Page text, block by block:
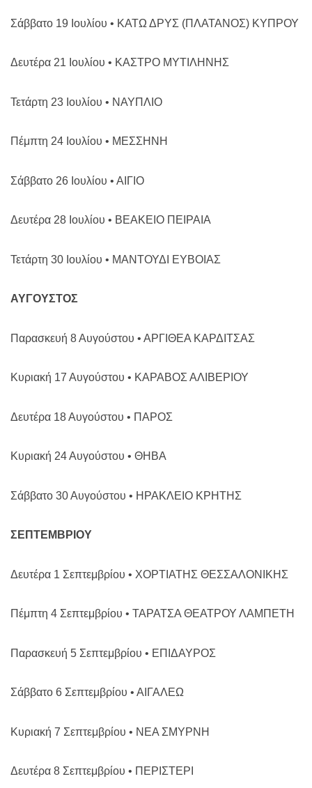
Σάββατο 19 Ιουλίου • ΚΑΤΩ ΔΡΥΣ (ΠΛΑΤΑΝΟΣ) ΚΥΠΡΟΥ
Δευτέρα 21 Ιουλίου • ΚΑΣΤΡΟ ΜΥΤΙΛΗΝΗΣ
Τετάρτη 23 Ιουλίου • ΝΑΥΠΛΙΟ
Πέμπτη 24 Ιουλίου • ΜΕΣΣΗΝΗ
Σάββατο 26 Ιουλίου • ΑΙΓΙΟ
Δευτέρα 28 Ιουλίου • ΒΕΑΚΕΙΟ ΠΕΙΡΑΙΑ
Τετάρτη 30 Ιουλίου • ΜΑΝΤΟΥΔΙ ΕΥΒΟΙΑΣ
ΑΥΓΟΥΣΤΟΣ
Παρασκευή 8 Αυγούστου • ΑΡΓΙΘΕΑ ΚΑΡΔΙΤΣΑΣ
Κυριακή 17 Αυγούστου • ΚΑΡΑΒΟΣ ΑΛΙΒΕΡΙΟΥ
Δευτέρα 18 Αυγούστου • ΠΑΡΟΣ
Κυριακή 24 Αυγούστου • ΘΗΒΑ
Σάββατο 30 Αυγούστου • ΗΡΑΚΛΕΙΟ ΚΡΗΤΗΣ
ΣΕΠΤΕΜΒΡΙΟΥ
Δευτέρα 1 Σεπτεμβρίου • ΧΟΡΤΙΑΤΗΣ ΘΕΣΣΑΛΟΝΙΚΗΣ
Πέμπτη 4 Σεπτεμβρίου • ΤΑΡΑΤΣΑ ΘΕΑΤΡΟΥ ΛΑΜΠΕΤΗ
Παρασκευή 5 Σεπτεμβρίου • ΕΠΙΔΑΥΡΟΣ
Σάββατο 6 Σεπτεμβρίου • ΑΙΓΑΛΕΩ
Κυριακή 7 Σεπτεμβρίου • ΝΕΑ ΣΜΥΡΝΗ
Δευτέρα 8 Σεπτεμβρίου • ΠΕΡΙΣΤΕΡΙ